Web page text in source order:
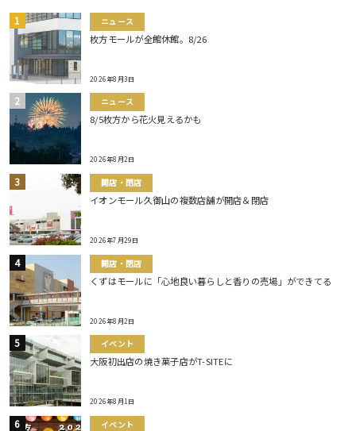
ニュース
枚方モールが全館休館。8/26
2026年8月3日
ニュース
8/5枚方から花火見えるかも
2026年8月2日
開店・閉店
イオンモール久御山の複数店舗が開店＆閉店
2026年7月29日
開店・閉店
くずはモールに「心地良い暮らしと香りの売場」ができてる
2026年8月2日
イベント
大阪初出店の焼き菓子店がT-SITEに
2026年8月1日
イベント